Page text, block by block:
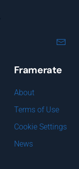
Framerate
About
Terms of Use
Cookie Settings
News